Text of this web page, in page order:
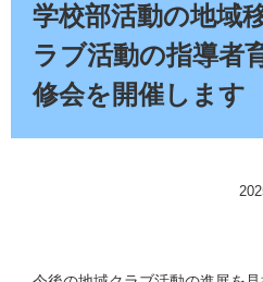
学校部活動の地域
ラブ活動の指導者
修会を開催します